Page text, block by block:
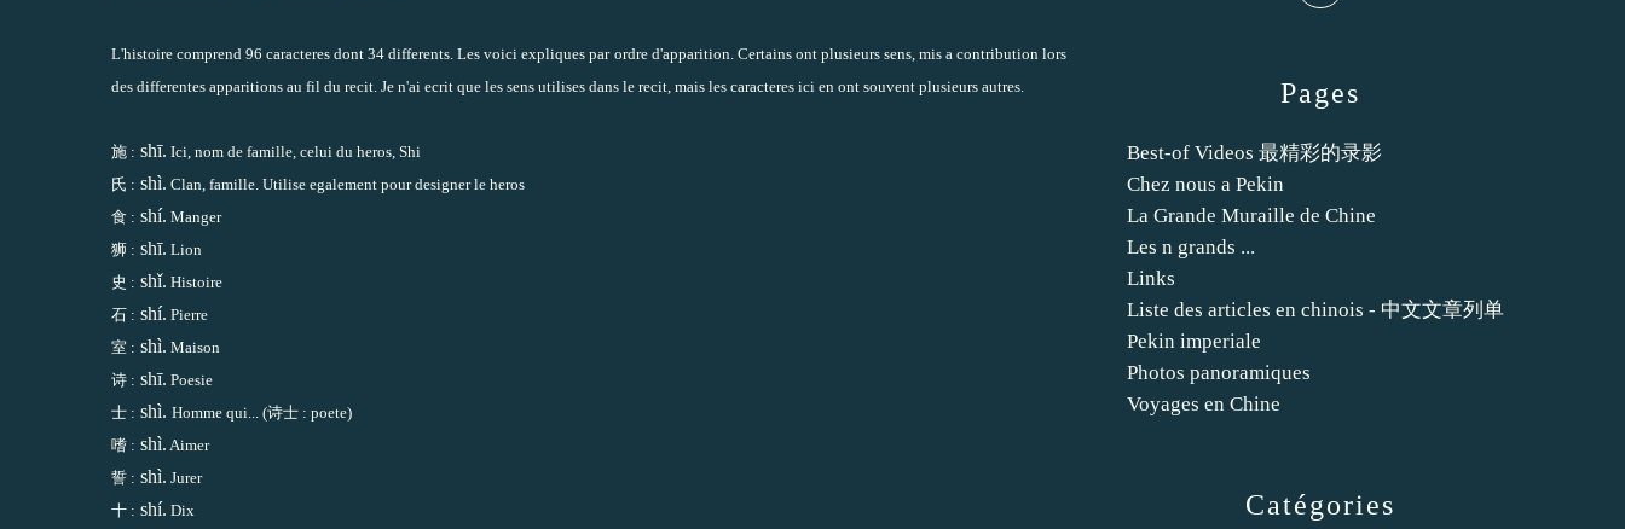
L'histoire comprend 96 caracteres dont 34 differents. Les voici expliques par ordre d'apparition. Certains ont plusieurs sens, mis a contribution lors
des differentes apparitions au fil du recit. Je n'ai ecrit que les sens utilises dans le recit, mais les caracteres ici en ont souvent plusieurs autres.
施 : shī. Ici, nom de famille, celui du heros, Shi
氏 : shì. Clan, famille. Utilise egalement pour designer le heros
食 : shí. Manger
狮 : shī. Lion
史 : shǐ. Histoire
石 : shí. Pierre
室 : shì. Maison
诗 : shī. Poesie
士 : shì. Homme qui... (诗士 : poete)
嗜 : shì. Aimer
誓 : shì. Jurer
十 : shí. Dix
Catégories
Pages
Best-of Videos 最精彩的录影
Chez nous a Pekin
La Grande Muraille de Chine
Les n grands ...
Links
Liste des articles en chinois - 中文文章列单
Pekin imperiale
Photos panoramiques
Voyages en Chine